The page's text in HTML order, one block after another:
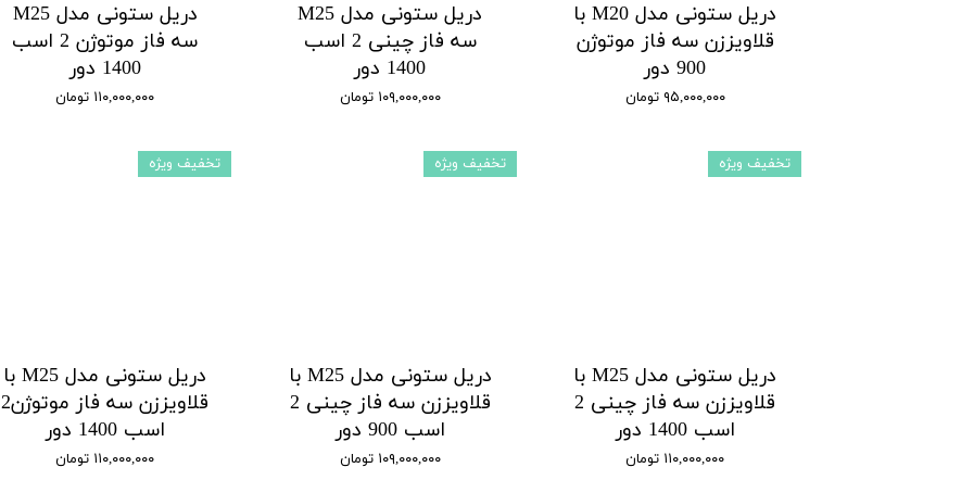
دریل ستونی مدل M20 با
قلاویززن سه فاز موتوژن
900 دور
۹۵,۰۰۰,۰۰۰ تومان
دریل ستونی مدل M25
سه فاز چینی 2 اسب
1400 دور
۱۰۹,۰۰۰,۰۰۰ تومان
دریل ستونی مدل M25
سه فاز موتوژن 2 اسب
1400 دور
۱۱۰,۰۰۰,۰۰۰ تومان
دریل ستونی مدل M25 با
قلاویززن سه فاز چینی 2
اسب 1400 دور
۱۱۰,۰۰۰,۰۰۰ تومان
تخفیف ویژه
دریل ستونی مدل M25 با
قلاویززن سه فاز چینی 2
اسب 900 دور
۱۰۹,۰۰۰,۰۰۰ تومان
تخفیف ویژه
دریل ستونی مدل M25 با
قلاویززن سه فاز موتوژن2
اسب 1400 دور
۱۱۰,۰۰۰,۰۰۰ تومان
تخفیف ویژه